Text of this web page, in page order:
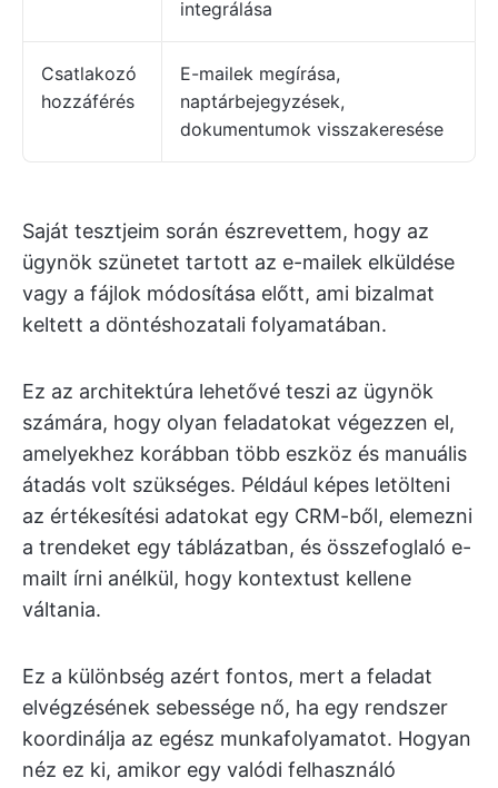
integrálása
Csatlakozó
hozzáférés
E-mailek megírása,
naptárbejegyzések,
dokumentumok visszakeresése
Saját tesztjeim során észrevettem, hogy az
ügynök szünetet tartott az e-mailek elküldése
vagy a fájlok módosítása előtt, ami bizalmat
keltett a döntéshozatali folyamatában.
Ez az architektúra lehetővé teszi az ügynök
számára, hogy olyan feladatokat végezzen el,
amelyekhez korábban több eszköz és manuális
átadás volt szükséges. Például képes letölteni
az értékesítési adatokat egy CRM-ből, elemezni
a trendeket egy táblázatban, és összefoglaló e-
mailt írni anélkül, hogy kontextust kellene
váltania.
Ez a különbség azért fontos, mert a feladat
elvégzésének sebessége nő, ha egy rendszer
koordinálja az egész munkafolyamatot. Hogyan
néz ez ki, amikor egy valódi felhasználó